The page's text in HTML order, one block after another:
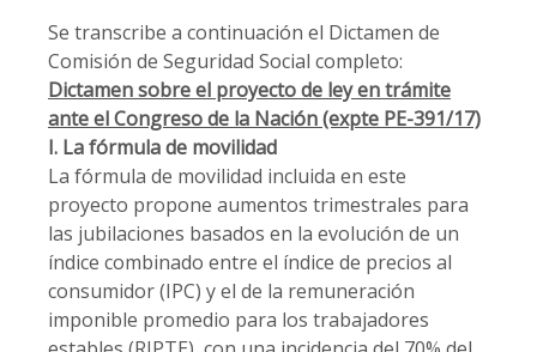
Se transcribe a continuación el Dictamen de
Comisión de Seguridad Social completo:
Dictamen sobre el proyecto de ley en trámite
ante el Congreso de la Nación (expte PE-391/17)
I. La fórmula de movilidad
La fórmula de movilidad incluida en este
proyecto propone aumentos trimestrales para
las jubilaciones basados en la evolución de un
índice combinado entre el índice de precios al
consumidor (IPC) y el de la remuneración
imponible promedio para los trabajadores